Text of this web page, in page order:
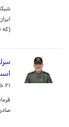
(که
۲۱ خرداد ۱۴۰۵، ۲۱:۱۶